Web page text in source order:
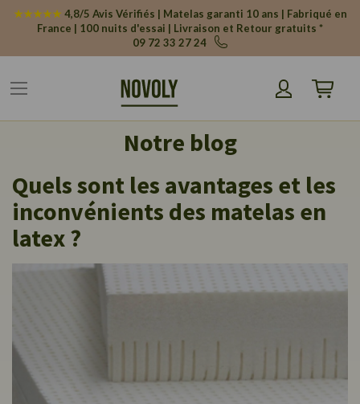
★★★★★ 4,8/5 Avis Vérifiés | Matelas garanti 10 ans | Fabriqué en
France | 100 nuits d'essai | Livraison et Retour gratuits *
09 72 33 27 24
Mon
Notre blog
Quels sont les avantages et les
inconvénients des matelas en
latex ?
Panneau de gestion des cookies